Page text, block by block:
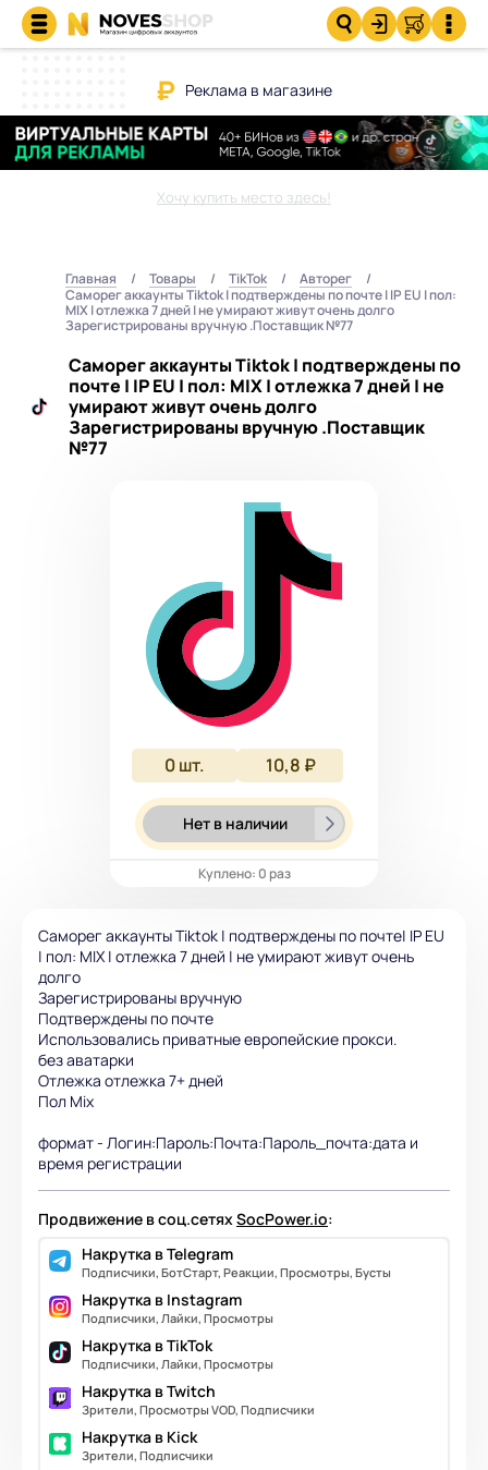
Реклама в магазине
Хочу купить место здесь!
Главная Товары TikTok
Авторег
Саморег аккаунты Tiktok | подтверждены по почте | IP EU | пол:
MIX | отлежка 7 дней | не умирают живут очень долго
Зарегистрированы вручную .Поставщик №77
Саморег аккаунты Tiktok | подтверждены по
почте | IP EU | пол: MIX | отлежка 7 дней | не
умирают живут очень долго
Зарегистрированы вручную .Поставщик
№77
0шт. 10,8 ₽
Нет в наличии
Куплено: 0 раз
Саморег аккаунты Tiktok | подтверждены по почте| IP EU
| пол: MIX | отлежка 7 дней | не умирают живут очень
долго
Зарегистрированы вручную
Подтверждены по почте
Использовались приватные европейские прокси.
без аватарки
Отлежка отлежка 7+ дней
Пол Mix
формат - Логин:Пароль:Почта:Пароль_почта:дата и
время регистрации
Продвижение в соц.сетяхSocPower.io:
Накрутка в Telegram
Подписчики, БотСтарт, Реакции, Просмотры, Бусты
Накрутка в Instagram
Подписчики, Лайки, Просмотры
Накрутка в TikTok
Подписчики, Лайки, Просмотры
Накрутка в Twitch
Зрители, Просмотры VOD, Подписчики
Накрутка в Kick
Зрители, Подписчики